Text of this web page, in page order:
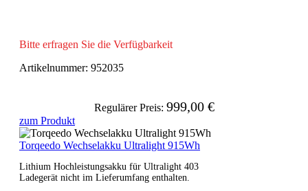
Bitte erfragen Sie die Verfügbarkeit
Artikelnummer: 952035
Regulärer Preis: 999,00 €
zum Produkt
Torqeedo Wechselakku Ultralight 915Wh
Lithium Hochleistungsakku für Ultralight 403
Ladegerät nicht im Lieferumfang enthalten.